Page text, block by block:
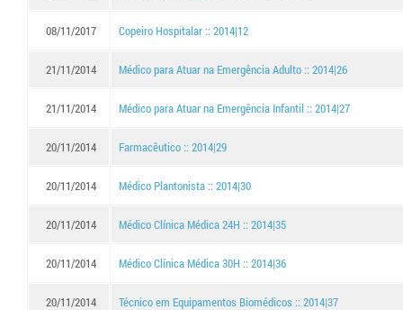
08/11/2017 Copeiro Hospitalar :: 2014|12
21/11/2014 Médico para Atuar na Emergência Adulto :: 2014|26
21/11/2014 Médico para Atuar na Emergência Infantil :: 2014|27
20/11/2014 Farmacêutico :: 2014|29
20/11/2014 Médico Plantonista :: 2014|30
20/11/2014 Médico Clínica Médica 24H :: 2014|35
20/11/2014 Médico Clínica Médica 30H :: 2014|36
20/11/2014 Técnico em Equipamentos Biomédicos :: 2014|37